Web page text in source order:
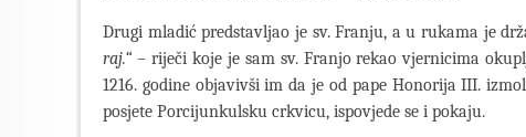
Drugi mladić predstavljao je sv. Franju, a u rukama je
raj.“ – riječi koje je sam sv. Franjo rekao vjernicima
1216. godine objavivši im da je od pape Honorija III.
posjete Porcijunkulsku crkvicu, ispovjede se i pokaju.